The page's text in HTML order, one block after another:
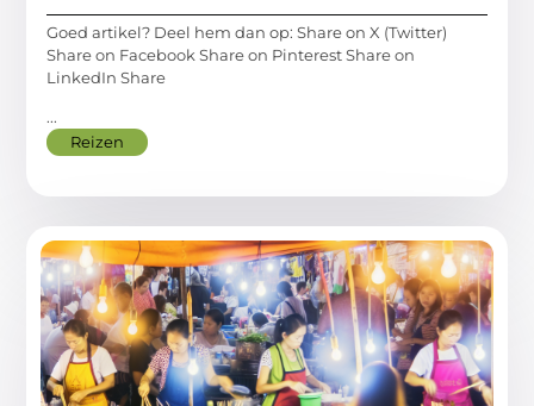
Goed artikel? Deel hem dan op: Share on X (Twitter)
Share on Facebook Share on Pinterest Share on
LinkedIn Share
...
Reizen